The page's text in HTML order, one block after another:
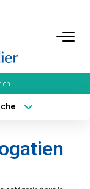
une alerte